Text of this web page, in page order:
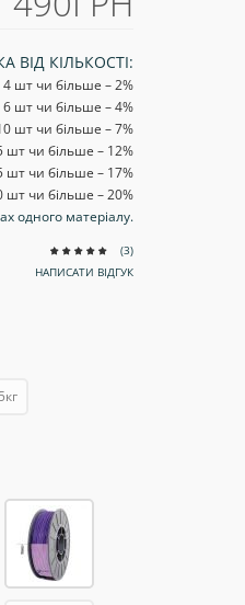
ВІД КІЛЬКОСТІ:
4 шт чи більше – 2%
6 шт чи більше – 4%
шт чи більше – 7%
шт чи більше – 12%
шт чи більше – 17%
шт чи більше – 20%
одного матеріалу.
(3)
НАПИСАТИ ВІДГУК